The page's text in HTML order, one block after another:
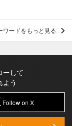
ワードをもっと見る
ーして
う
Follow on X